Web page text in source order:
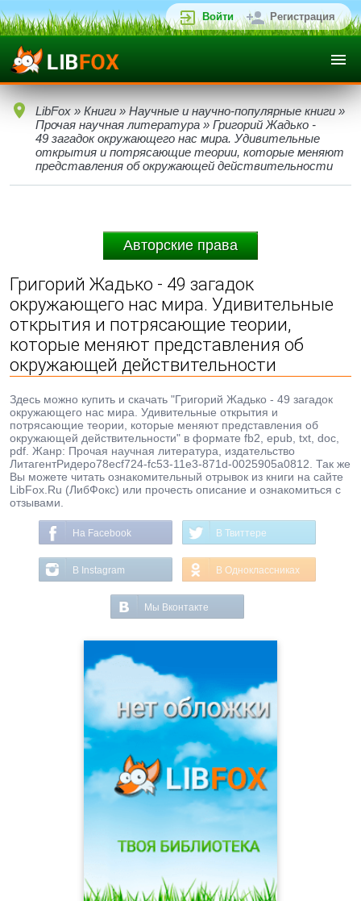
Войти Регистрация
LibFox » Книги » Научные и научно-популярные книги »
Прочая научная литература » Григорий Жадько -
49 загадок окружающего нас мира. Удивительные
открытия и потрясающие теории, которые меняют
представления об окружающей действительности
Авторские права
Григорий Жадько - 49 загадок
окружающего нас мира. Удивительные
открытия и потрясающие теории,
которые меняют представления об
окружающей действительности
Здесь можно купить и скачать "Григорий Жадько - 49 загадок
окружающего нас мира. Удивительные открытия и
потрясающие теории, которые меняют представления об
окружающей действительности" в формате fb2, epub, txt, doc,
pdf. Жанр: Прочая научная литература, издательство
ЛитагентРидеро78ecf724-fc53-11e3-871d-0025905a0812. Так же
Вы можете читать ознакомительный отрывок из книги на сайте
LibFox.Ru (ЛибФокс) или прочесть описание и ознакомиться с
отзывами.
На Facebook В Твиттере
В Instagram В Одноклассниках
Мы Вконтакте